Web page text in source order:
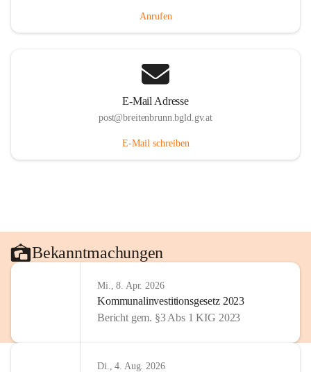
Anrufen
E-Mail Adresse
post@breitenbrunn.bgld.gv.at
E-Mail schreiben
Bekanntmachungen
Mi., 8. Apr. 2026
Kommunalinvestitionsgesetz 2023
Bericht gem. §3 Abs 1 KIG 2023
Di., 4. Aug. 2026